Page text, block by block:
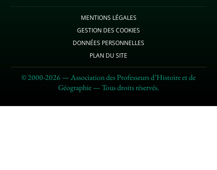
MENTIONS LÉGALES
GESTION DES COOKIES
DONNÉES PERSONNELLES
PLAN DU SITE
© 2000-2026 — Association des Professeurs d’Histoire et de
Géographie — Tous droits réservés.